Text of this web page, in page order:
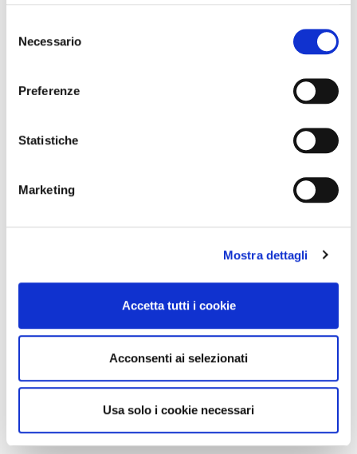
delNecessario
Preferenze
Statistiche
Marketing
Mostra dettagli
Accetta tutti i cookie
Acconsenti ai selezionati
Usa solo i cookie necessari